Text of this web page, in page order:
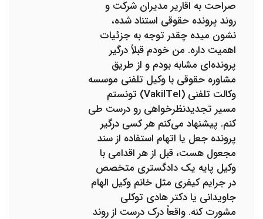
صراحت به اقاریر مدیران شرکت و
روند پرونده حقوقی استناد شده،
نشون میده چقدر توجه به جزئیات
اهمیت داره. من خودم قبلاً درگیر
پرونده‌ای مشابه بودم و از طریق
مشاوره حقوقی با وکیل تلفنی موسسه
وکالت تلفنی (VakilTel) تونستم
مسیر تجدیدنظرخواهی رو درست طی
کنم. پیشنهاد می‌کنم هر کسی درگیر
پرونده جعل یا اتهام استفاده از سند
مجعول هست، قبل از هر اقدامی با
وکیل پایه یک دادگستری متخصص
در جرایم کیفری مثل خانم وکیل الهام
جاویدانی یا دکتر هادی توکلی
مشورت کنه. واقعاً درک درست از روند